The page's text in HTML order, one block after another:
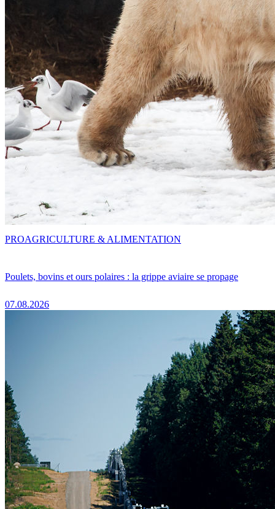
Poulets, bovins et ours polaires : la grippe aviaire se propage
07.08.2026
PROAGRICULTURE & ALIMENTATION